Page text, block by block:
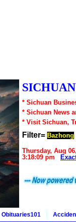
* Sichuan
* Sichuan News
* Visit Sichuan,
Filter= Bazhong
Thursday, Aug
3:18:09 pm
Obituaries101